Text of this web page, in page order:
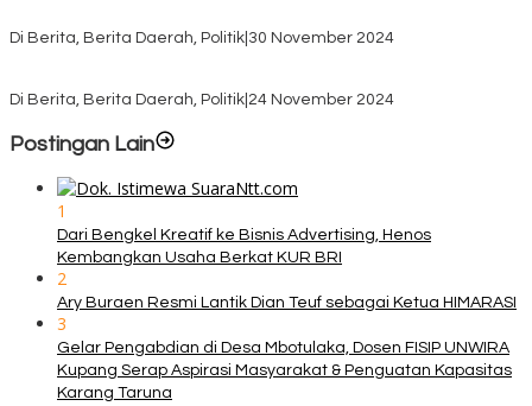
Di Berita, Berita Daerah, Politik 30 November 2024
Di Berita, Berita Daerah, Politik 24 November 2024
Postingan Lain
1
Dari Bengkel Kreatif ke Bisnis Advertising, Henos
Kembangkan Usaha Berkat KUR BRI
2
Ary Buraen Resmi Lantik Dian Teuf sebagai Ketua HIMARASI
3
Gelar Pengabdian di Desa Mbotulaka, Dosen FISIP UNWIRA
Kupang Serap Aspirasi Masyarakat & Penguatan Kapasitas
Karang Taruna